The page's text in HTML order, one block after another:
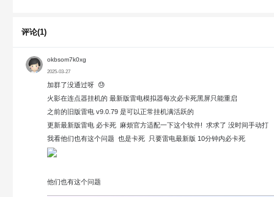
评论(1)
okbsom7k0xg
2025-03-27
加群了没通过呀 😓
火影在连点器挂机的 最新版雷电模拟器每次必卡死黑屏只能重启
之前的旧版雷电 v9.0.79 是可以正常挂机满活跃的
更新最新版雷电 必卡死 麻烦官方适配一下这个软件! 求求了 没时间手动打
我看他们也有这个问题 也是卡死 只要雷电最新版 10分钟内必卡死
他们也有这个问题